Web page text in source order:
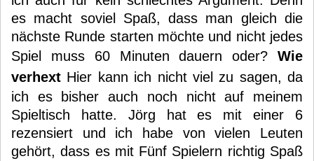
es macht soviel Spaß, dass man gleich die
nächste Runde starten möchte und nicht jedes
Spiel muss 60 Minuten dauern oder? Wie
verhext Hier kann ich nicht viel zu sagen, da
ich es bisher auch noch nicht auf meinem
Spieltisch hatte. Jörg hat es mit einer 6
rezensiert und ich habe von vielen Leuten
gehört, dass es mit Fünf Spielern richtig Spaß